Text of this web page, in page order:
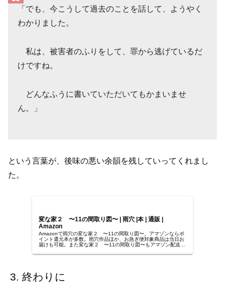
「でも、今こうして過去のことを話して、ようやく
わかりました。
私は、被害者のふりをして、罪から逃げているだ
けですね。
どんなふうに書いていただいてもかまいませ
ん。」
という言葉が、後味の悪い余韻を残していってくれまし
た。
変な家２ 〜11の間取り図〜 | 雨穴 |本 | 通販 |
Amazon
Amazonで雨穴の変な家２ 〜11の間取り図〜。アマゾンならポ
イント還元本が多数。雨穴作品ほか、お急ぎ便対象商品は当日お
届けも可能。また変な家２ 〜11の間取り図〜もアマゾン配送商
終わりに